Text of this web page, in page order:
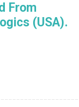
From
(USA).